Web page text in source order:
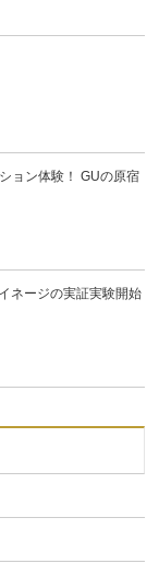
ョン体験！ GUの原宿
ネージの実証実験開始